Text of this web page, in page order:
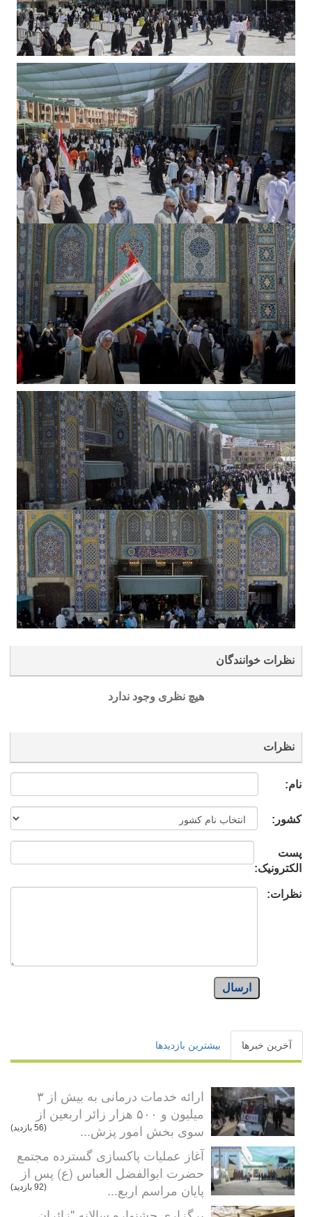
نظرات خوانندگان
هیچ نظری وجود ندارد
نظرات
نام:
کشور:
پست
الکترونیک:
نظرات:
ارسال
آخرین خبرها بیشترین بازدیدها
ارائه خدمات درمانی به بیش از ۳
میلیون و ۵۰۰ هزار زائر اربعین از
سوی بخش امور پزش...
(56 بازدید)
آغاز عملیات پاکسازی گسترده مجتمع
حضرت ابوالفضل العباس (ع) پس از
پایان مراسم اربع...
(92 بازدید)